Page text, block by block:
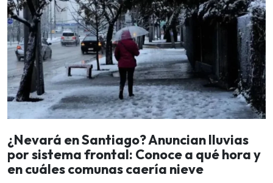
¿Nevará en Santiago? Anuncian lluvias
por sistema frontal: Conoce a qué hora y
en cuáles comunas caería nieve